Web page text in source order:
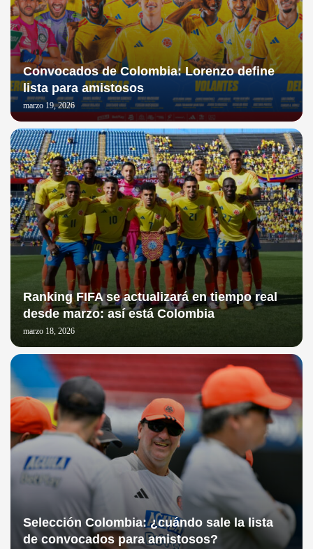
Convocados de Colombia: Lorenzo define
lista para amistosos
marzo 19, 2026
Ranking FIFA se actualizará en tiempo real
desde marzo: así está Colombia
marzo 18, 2026
Selección Colombia: ¿cuándo sale la lista
de convocados para amistosos?